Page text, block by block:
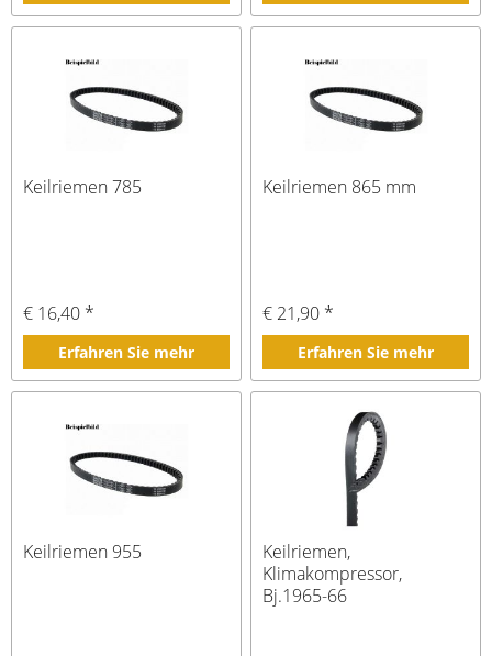
Keilriemen 785
€ 16,40 *
Erfahren Sie mehr
Keilriemen 865 mm
€ 21,90 *
Erfahren Sie mehr
Keilriemen 955
Keilriemen,
Klimakompressor,
Bj.1965-66